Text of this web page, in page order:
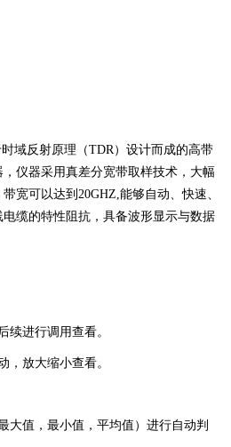
域反射原理（TDR）设计而成的高带
仪器采用真差分宽带取样技术，大幅
宽可以达到20GHZ,能够自动、快速、
缆的特性阻抗，具备波形显示与数据
续进行调用查看。
，放大缩小查看。
大值，最小值，平均值）进行自动判